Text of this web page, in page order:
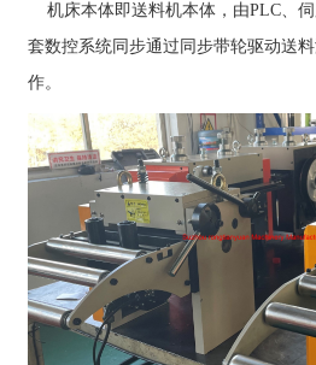
机床本体即送料机本体，由PLC、
套数控系统同步通过同步带轮驱动送
作。